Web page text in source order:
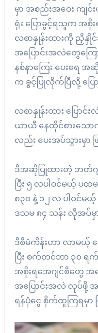
မှာ အစည်းအဝေး ကျင်း
ရုံး ပြောခွင့်ရသူက အစို
လစာနှုန်းထားကို ညှိနှိုင်းရ
အပြောင်းအလဲတွေက
နစ်နာကြေး ပေးရေ အ
က ခွင့်ပြုလိုက်ပြီလို့ ပြော
လစာနှုန်းထား ပြောင်
ယာယီ နေထိုင်စားသေ
လည်း ပေးအပ်သွားမှာ
ဒီအဆိုပြုထားတဲ့ ဘတ်ဂ
ပြီး ၅ လပါဝင်မယ့်
၈၃၀ နဲ့ ၁၂ လ ပါဝ
ဒသမ ၈၄ သန်း လိုအပ်မှ
ဒီစီမံကိန်းဟာ လာမယ့် မ
ပြီး စက်တင်ဘာ ၃၀
အစိုးရအေဂျင်စီတွေ
အပြောင်းအလဲ လုပ်ဖို့
ရန်ပုံငွေ စိုက်ထူကြရမှာ